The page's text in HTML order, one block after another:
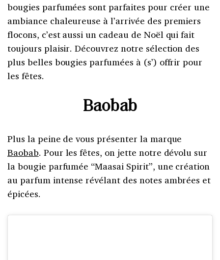
bougies parfumées sont parfaites pour créer une
ambiance chaleureuse à l’arrivée des premiers
flocons, c’est aussi un cadeau de Noël qui fait
toujours plaisir. Découvrez notre sélection des
plus belles bougies parfumées à (s’) offrir pour
les fêtes.
Baobab
Plus la peine de vous présenter la marque
Baobab. Pour les fêtes, on jette notre dévolu sur
la bougie parfumée “Maasai Spirit”, une création
au parfum intense révélant des notes ambrées et
épicées.